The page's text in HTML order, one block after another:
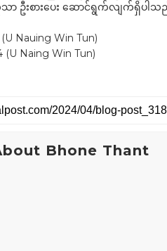
ာ ဦးစားပေး ဆောင်ရွက်လျက်ရှိပါ
Nauing Win Tun)
(U Naing Win Tun)
Bhone Thant